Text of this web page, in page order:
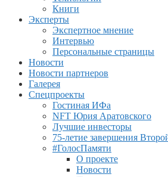
Книги
Эксперты
Экспертное мнение
Интервью
Персональные страницы
Новости
Новости партнеров
Галерея
Спецпроекты
Гостиная ИФа
NFT Юрия Аратовского
Лучшие инвесторы
75-летие завершения
#ГолосПамяти
О проекте
Новости